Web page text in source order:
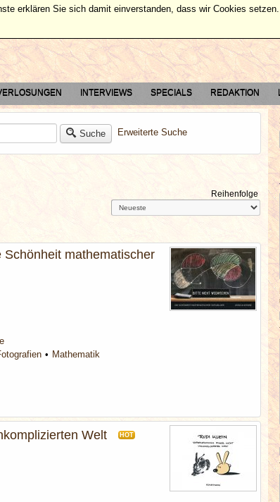
INTERVIEWS SPECIALS REDAKTION
Suche Erweiterte Suche
Reihenfolge
mathematischer
Mathematik
Welt HOT
erklären Sie sich damit einverstanden, dass wir Cookies